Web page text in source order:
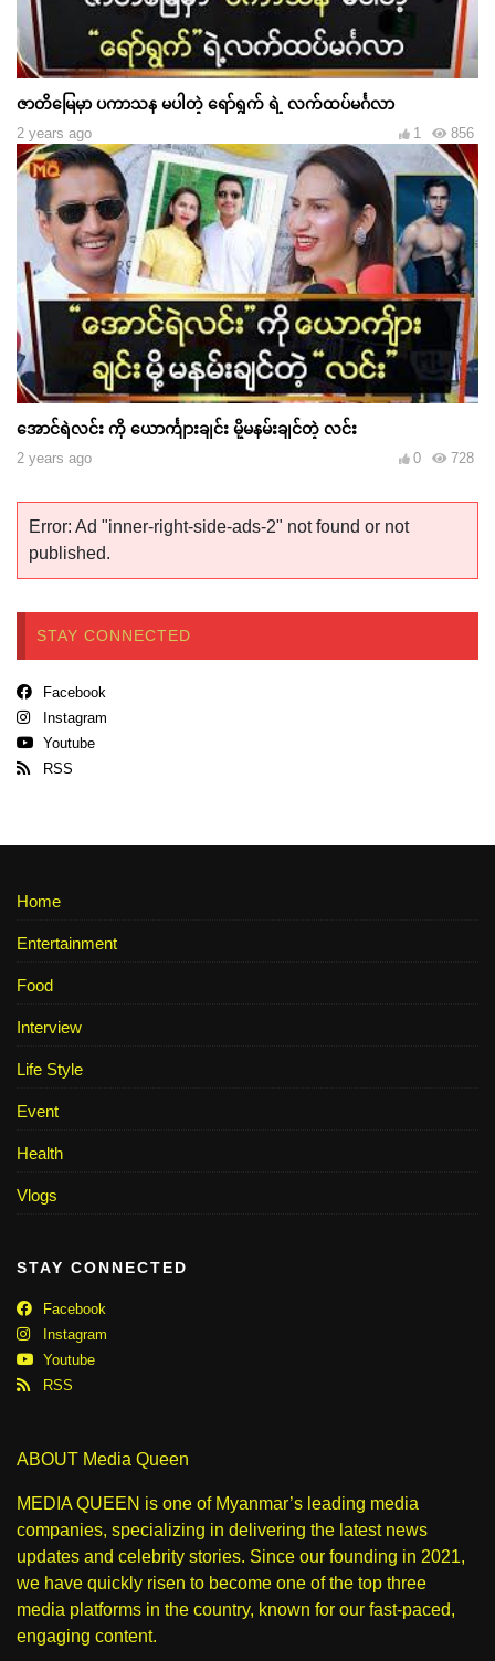
ဇာတိမြေမှာ ပကာသန မပါတဲ့ ရော်ရွက် ရဲ့ လက်ထပ်မင်္ဂလာ
2 years ago 856
1
အောင်ရဲလင်း ကို ယောင်္ကျားချင်း မို့မနမ်းချင်တဲ့ လင်း
2 years ago 728
0
Error: Ad "inner-right-side-ads-2" not found or not
published.
STAY CONNECTED
Facebook
Instagram
Youtube
RSS
Home
Entertainment
Food
Interview
Life Style
Event
Health
Vlogs
STAY CONNECTED
Facebook
Instagram
Youtube
RSS
ABOUT Media Queen
MEDIA QUEEN is one of Myanmar’s leading media
companies, specializing in delivering the latest news
updates and celebrity stories. Since our founding in 2021,
we have quickly risen to become one of the top three
media platforms in the country, known for our fast-paced,
engaging content.